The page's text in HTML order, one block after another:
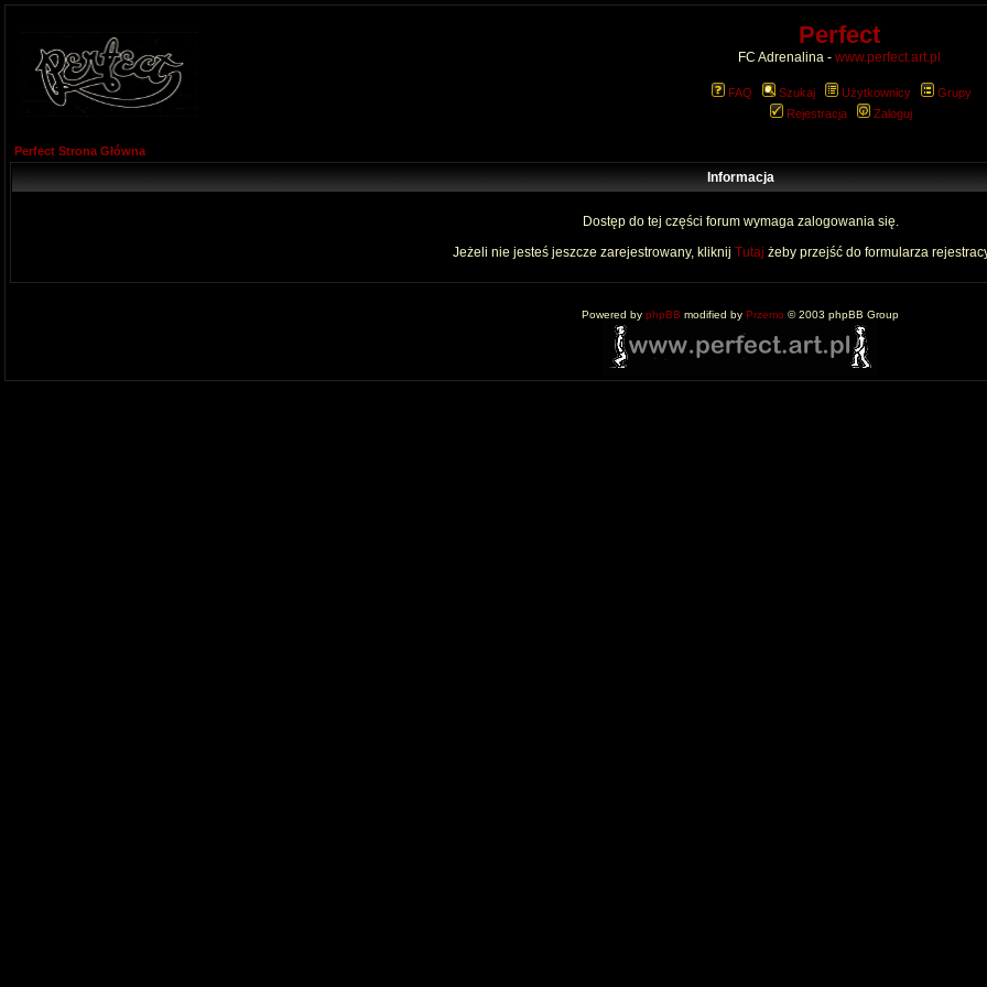
Perfect
FC Adrenalina - www.perfect.art.pl
FAQ Szukaj Użytkownicy
Grupy
Rejestracja
Zaloguj
Perfect Strona Główna
Informacja
Dostęp do tej części forum wymaga zalogowania się.
Jeżeli nie jesteś jeszcze zarejestrowany, kliknij Tutaj żeby przejść do formularza
Powered by phpBB modified by Przemo © 2003 phpBB Group